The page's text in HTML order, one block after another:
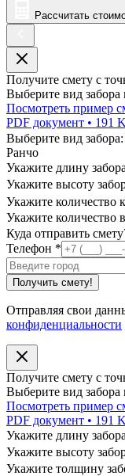
Рассчитать
Получите смету с
Выберите вид
Посмотреть пример
PDF документ • 191
Выберите вид забора:
Ранчо
Укажите длину
Укажите высоту
Укажите количество
Укажите количество
Куда отправить
Телефон *
Получить смету!
Отправляя свои
конфиденциальности
Получите смету с
Выберите вид
Посмотреть пример
PDF документ • 191
Укажите длину
Укажите высоту
Укажите толщину